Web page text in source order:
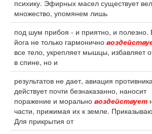
психику. Эфирных масел существует
множество, упомянем лишь
под шум прибоя - и приятно, и полезно.
йога не только гармонично
все тело, укрепляет мышцы, избавляет
в спине, но и
результатов не дает, авиация
действует почти безнаказанно, наносит
поражение и морально воздействует
части, прижимая их к земле.
Для прикрытия от